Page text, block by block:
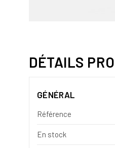
DÉTAILS
GÉNÉRAL
Référence
En stock